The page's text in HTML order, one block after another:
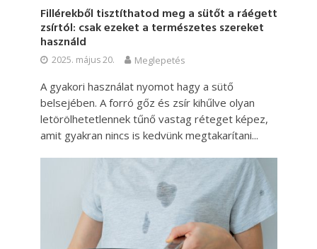
Fillérekből tisztíthatod meg a sütőt a ráégett
zsírtól: csak ezeket a természetes szereket
használd
2025. május 20. Meglepetés
A gyakori használat nyomot hagy a sütő
belsejében. A forró gőz és zsír kihűlve olyan
letörölhetetlennek tűnő vastag réteget képez,
amit gyakran nincs is kedvünk megtakarítani...